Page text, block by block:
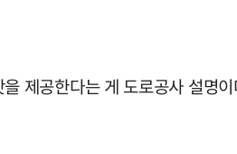
제공한다는 게 도로공사 설명